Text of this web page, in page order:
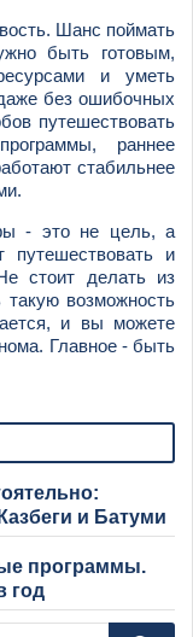
Шанс поймать
быть готовым,
и уметь
без ошибочных
путешествовать
раннее
стабильнее
- это не цель, а
и
стоит делать из
такую возможность
и вы можете
Главное - быть
и Батуми
программы.
год